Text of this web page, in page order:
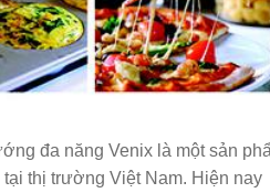
đa năng Venix là một sản
thị trường Việt Nam. Hiện nay